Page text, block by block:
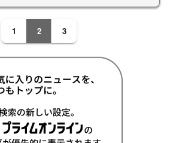
1 2 3